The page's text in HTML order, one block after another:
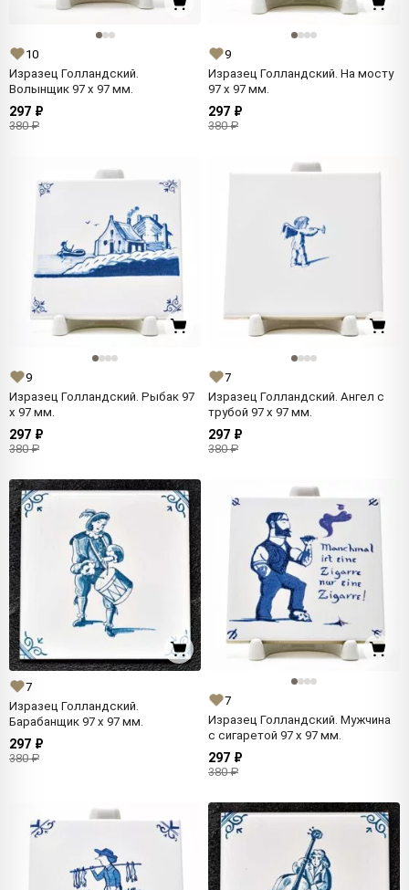
10
Изразец Голландский.
Волынщик 97 x 97 мм.
297 ₽
380 ₽
9
Изразец Голландский. На мосту
97 x 97 мм.
297 ₽
380 ₽
9
Изразец Голландский. Рыбак 97
x 97 мм.
297 ₽
380 ₽
7
Изразец Голландский. Ангел с
трубой 97 x 97 мм.
297 ₽
380 ₽
7
Изразец Голландский.
Барабанщик 97 x 97 мм.
297 ₽
380 ₽
7
Изразец Голландский. Мужчина
с сигаретой 97 x 97 мм.
297 ₽
380 ₽